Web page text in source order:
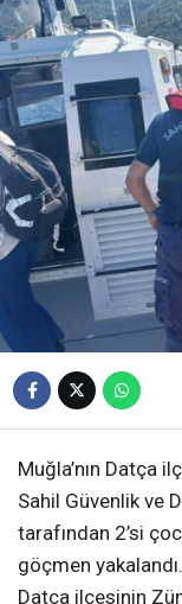
Muğla’nın Datça
Sahil Güvenlik ve
tarafından 2’si
göçmen yakalandı.
Datça ilçesinin